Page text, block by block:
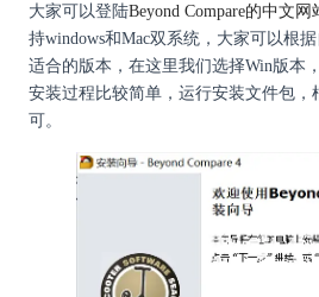
大家可以登陆Beyond Compare的中文网
持windows和Mac双系统，大家可以根
适合的版本，在这里我们选择Win版本
安装过程比较简单，运行安装文件包，
可。